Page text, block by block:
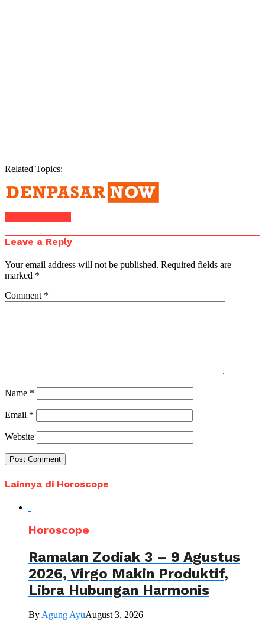
Related Topics:
Leave a Reply
Your email address will not be published. Required fields are
marked *
Comment *
Name *
Email *
Website
Lainnya di Horoscope
Horoscope
Ramalan Zodiak 3 – 9 Agustus
2026, Virgo Makin Produktif,
Libra Hubungan Harmonis
ByAgung AyuAugust 3, 2026